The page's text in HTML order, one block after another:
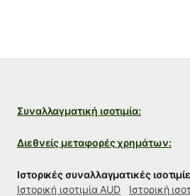
Συναλλαγματική ισοτιμία:
Διεθνείς μεταφορές χρημάτων:
Ιστορικές συναλλαγματικές
Ιστορική ισοτιμία AUD
Ιστορική